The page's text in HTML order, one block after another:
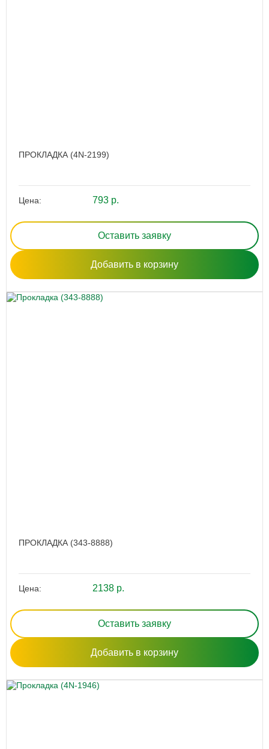
ПРОКЛАДКА (4N-2199)
Цена: 793 р.
Оставить заявку
Добавить в корзину
ПРОКЛАДКА (343-8888)
Цена: 2138 р.
Оставить заявку
Добавить в корзину